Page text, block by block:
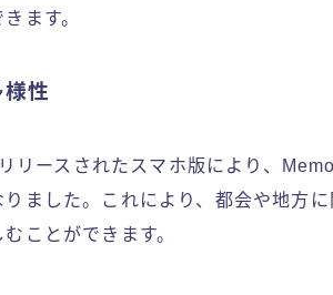
ます。
性
リースされたスマホ版により、
ました。これにより、都会や地方
ことができます。